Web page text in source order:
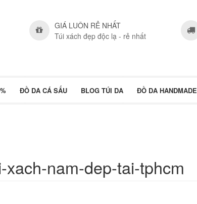
GIÁ LUÔN RẺ NHẤT
Túi xách đẹp độc lạ - rẻ nhất
ĐỒ DA CÁ SẤU BLOG TÚI DA ĐỒ DA HANDMADE
nam-dep-tai-tphcm